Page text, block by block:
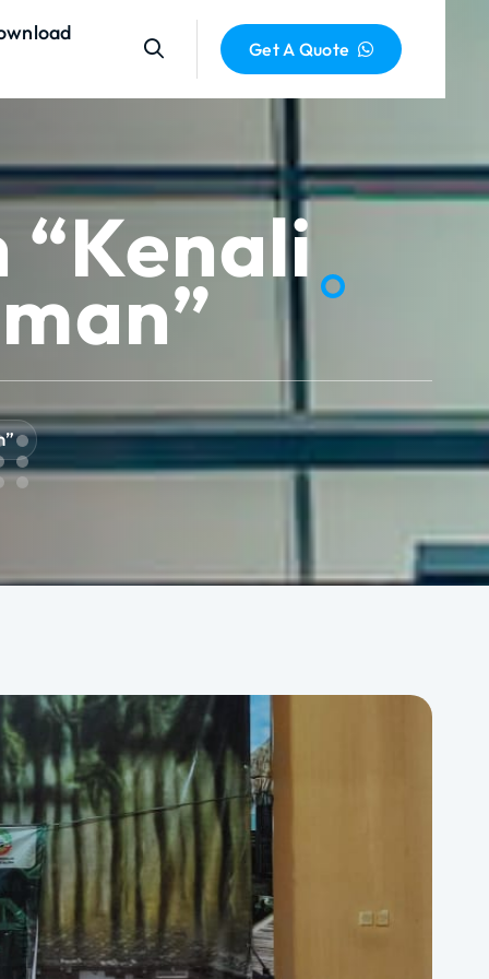
Get A Quote
“Kenali